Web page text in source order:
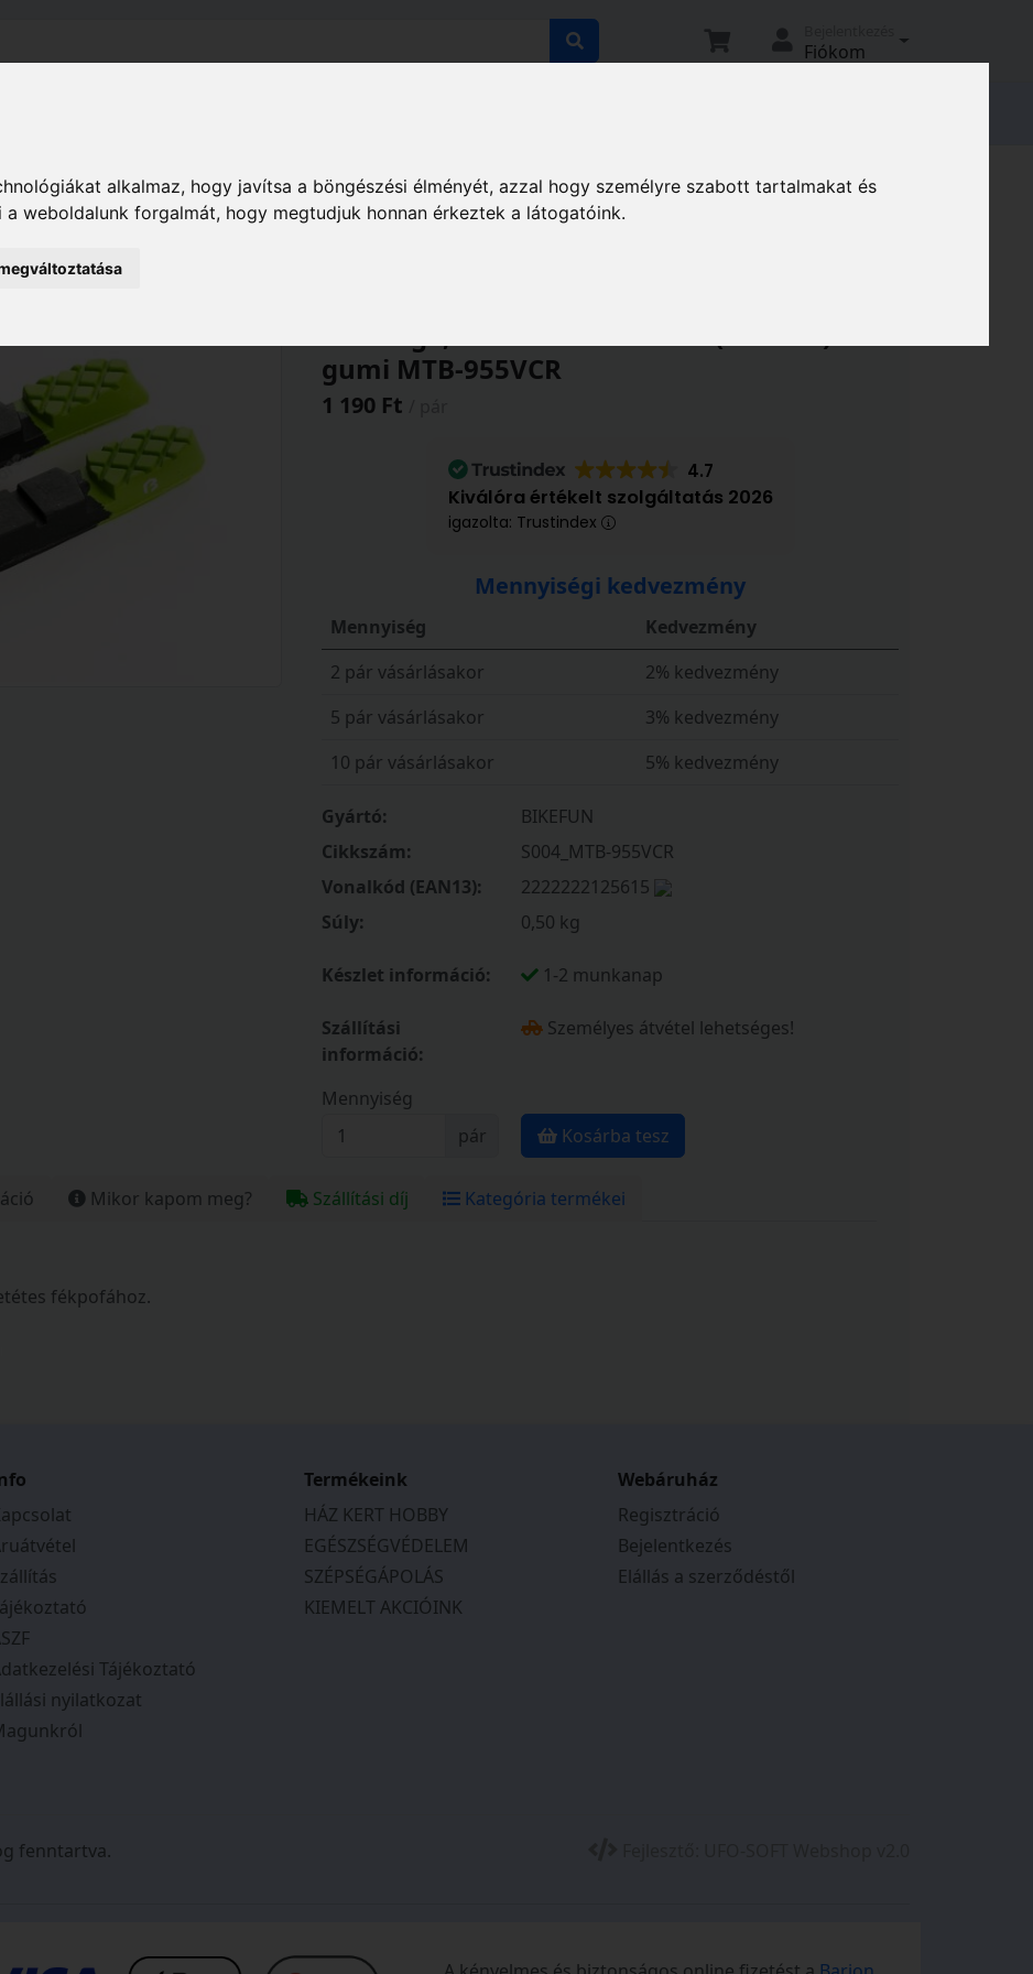
alkalmaz, hogy javítsa a böngészési élményét, azzal hogy személyre szabott tartalmakat és
weboldalunk forgalmát, hogy megtudjuk honnan érkeztek a látogatóink.
Fiókom
Hobby Sport, kerékpár
Fékek
menetes cartridge, zöld/fekete/szürke (250/ctn) csak gumi MTB-955VCR
gumi MTB-955VCR
1 190 Ft
4.7
Kiválóra értékelt szolgáltatás 2026
igazolta: Trustindex
Mennyiségi kedvezmény
Mennyiség
Kedvezmény
2 pár vásárlásakor
2% kedvezmény
5 pár vásárlásakor
3% kedvezmény
10 pár vásárlásakor
5% kedvezmény
Gyártó:
BIKEFUN
Cikkszám:
S004_MTB-955VCR
Vonalkód (EAN13):
2222222125615
Súly:
0,50 kg
Készlet információ: 1-2 munkanap
Szállítási
információ:
Személyes átvétel lehetséges!
Mennyiség
pár
Kosárba tesz
Mikor kapom meg? Szállítási díj Kategória termékei
fékpofához.
Tájékoztató
nyilatkozat
Termékeink
HÁZ KERT HOBBY
EGÉSZSÉGVÉDELEM
SZÉPSÉGÁPOLÁS
KIEMELT AKCIÓINK
Webáruház
Regisztráció
Bejelentkezés
Elállás a szerződéstől
fenntartva.